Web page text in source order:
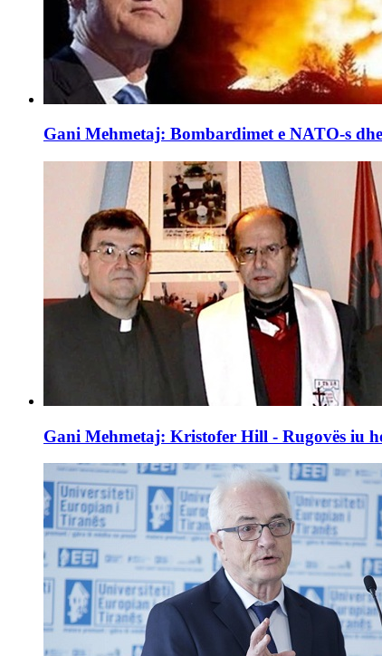
Gani Mehmetaj: Bombardimet e NATO-s
Gani Mehmetaj: Kristofer Hill - Rugovës iu